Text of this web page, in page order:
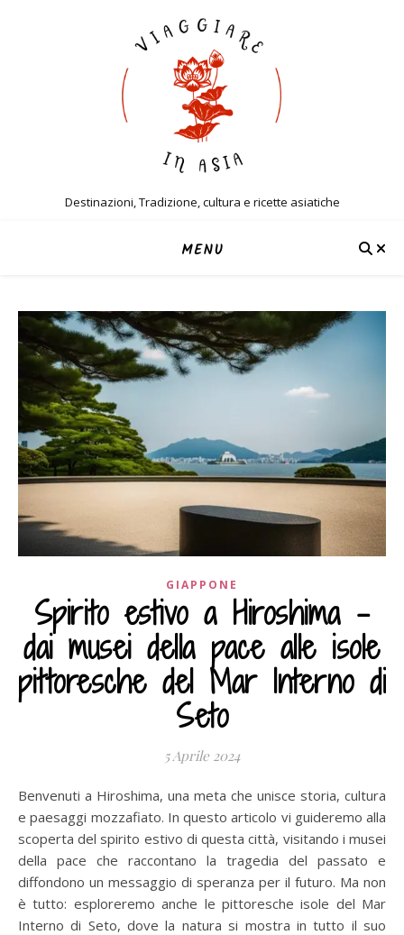
Destinazioni, Tradizione, cultura e ricette asiatiche
MENU
GIAPPONE
Spirito estivo a Hiroshima –
dai musei della pace alle isole
pittoresche del Mar Interno di
Seto
5 Aprile 2024
Benvenuti a Hiroshima, una meta che unisce storia, cultura
e paesaggi mozzafiato. In questo articolo vi guideremo alla
scoperta del spirito estivo di questa città, visitando i musei
della pace che raccontano la tragedia del passato e
diffondono un messaggio di speranza per il futuro. Ma non
è tutto: esploreremo anche le pittoresche isole del Mar
Interno di Seto, dove la natura si mostra in tutto il suo